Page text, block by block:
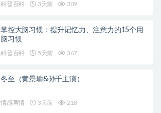
科普百科 3天前 309
掌控大脑习惯：提升记忆力、注意力的15个用
脑习惯
科普百科 5天前 367
冬至（黄景瑜&孙千主演）
情感言情 3天前 218